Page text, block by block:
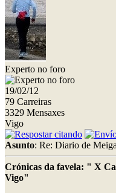
Experto no foro
19/02/12
79 Carreiras
3329 Mensaxes
Vigo
Asunto: Re: Diario de
Crónicas da favela: " X
Vigo"